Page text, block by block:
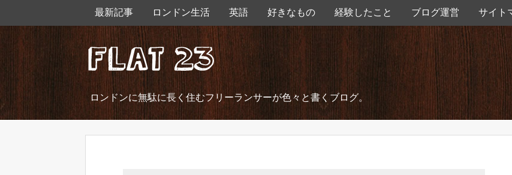
最新記事 ロンドン生活 英語 好きなもの 経験したこと ブログ運営 サイト
ロンドンに無駄に長く住むフリーランサーが色々と書くブログ。